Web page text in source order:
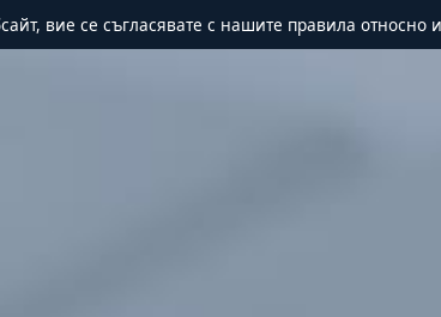
вие се съгласявате с нашите правила относно